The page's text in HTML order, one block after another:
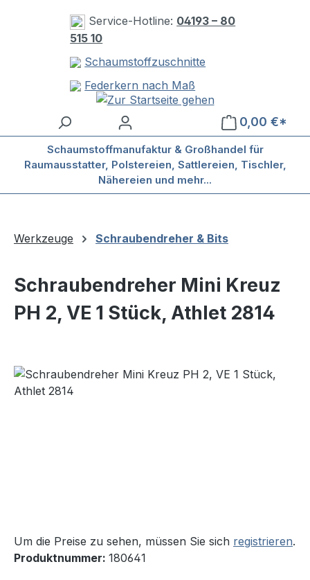
Zum Hauptinhalt springen
Service-Hotline: 04193 – 80
515 10
Schaumstoffzuschnitte
Federkern nach Maß
0,00 €*
Schaumstoffmanufaktur & Großhandel für
Raumausstatter, Polstereien, Sattlereien, Tischler,
Nähereien und mehr...
Werkzeuge Schraubendreher & Bits
Schraubendreher Mini Kreuz
PH 2, VE 1 Stück, Athlet 2814
Bildergalerie überspringen
Um die Preise zu sehen, müssen Sie sich registrieren.
Produktnummer: 180641